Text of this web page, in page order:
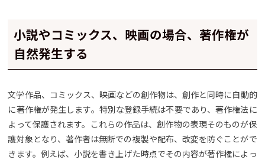
小説やコミックス、映画の場合、著作権が
自然発生する
文学作品、コミックス、映画などの創作物は、創作と同時に自動的
に著作権が発生します。特別な登録手続は不要であり、著作権法に
よって保護されます。これらの作品は、創作物の表現そのものが保
護対象となり、著作者は無断での複製や配布、改変を防ぐことがで
きます。例えば、小説を書き上げた時点でその内容が著作権によっ